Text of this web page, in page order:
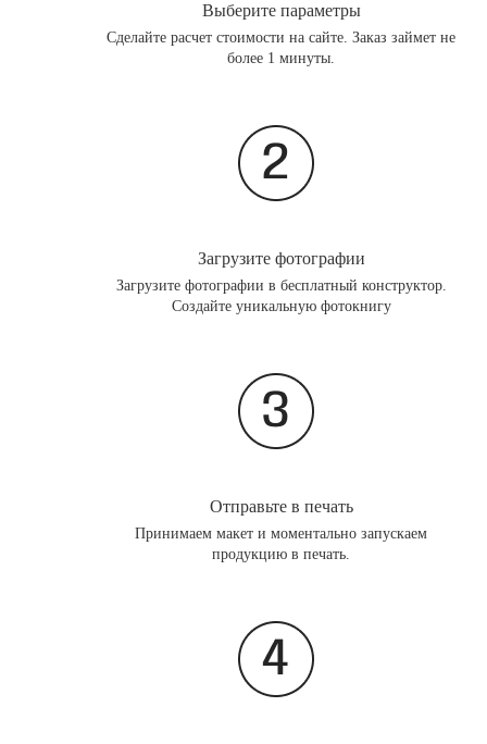
Выберите параметры
Сделайте расчет стоимости на сайте. Заказ займет не
более 1 минуты.
Загрузите фотографии
Загрузите фотографии в бесплатный конструктор.
Создайте уникальную фотокнигу
Отправьте в печать
Принимаем макет и моментально запускаем
продукцию в печать.